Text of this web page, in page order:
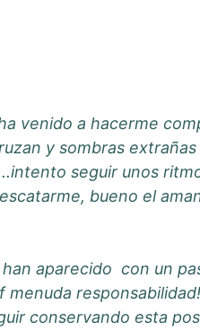
venido a hacerme
y sombras extrañas
seguir unos
bueno el
aparecido con un
conservando esta